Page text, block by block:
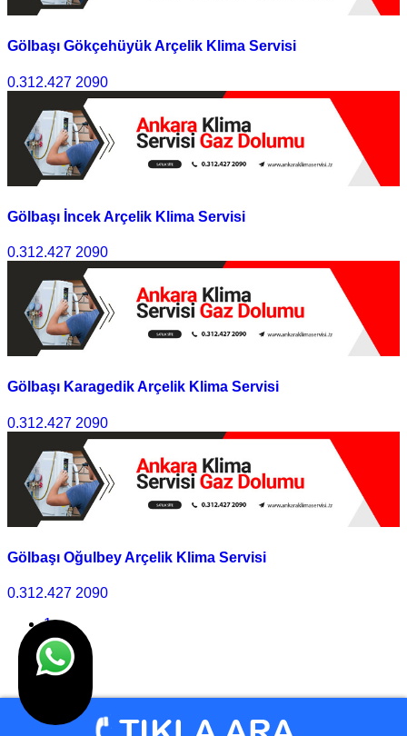
Gölbaşı Gökçehüyük Arçelik Klima Servisi
0.312.427 2090
Gölbaşı İncek Arçelik Klima Servisi
0.312.427 2090
Gölbaşı Karagedik Arçelik Klima Servisi
0.312.427 2090
Gölbaşı Oğulbey Arçelik Klima Servisi
0.312.427 2090
1
2
3
>>
© Klima Servisi Ankara 2010 - 2025 I Tasarım